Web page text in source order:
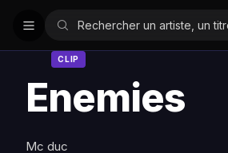
CLIP
Enemies
Mc duc